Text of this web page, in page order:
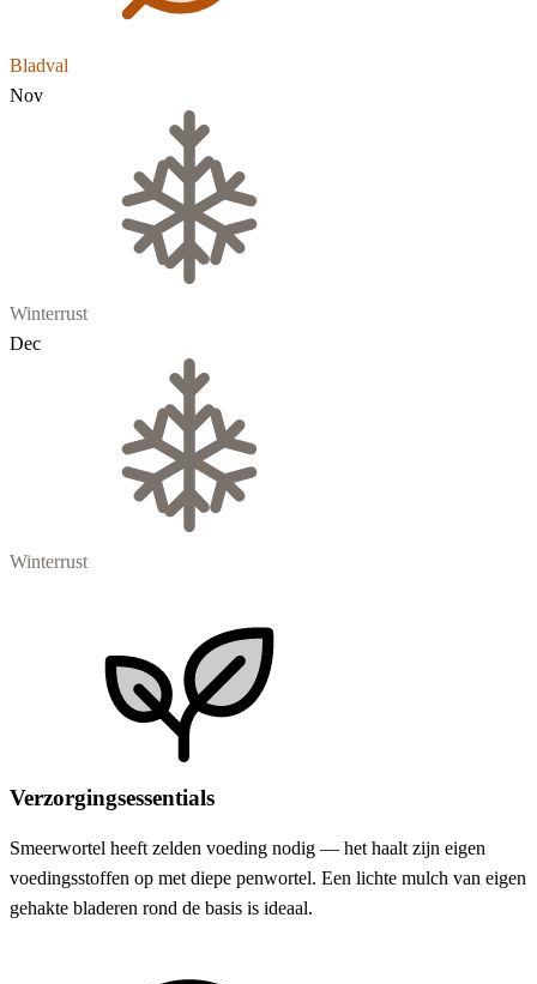
Bladval
Nov
Winterrust
Dec
Winterrust
Verzorgingsessentials
Smeerwortel heeft zelden voeding nodig — het haalt zijn eigen
voedingsstoffen op met diepe penwortel. Een lichte mulch van eigen
gehakte bladeren rond de basis is ideaal.